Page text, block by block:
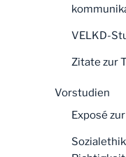
VELKD-
Zitate zur
Vorstudien
Exposé